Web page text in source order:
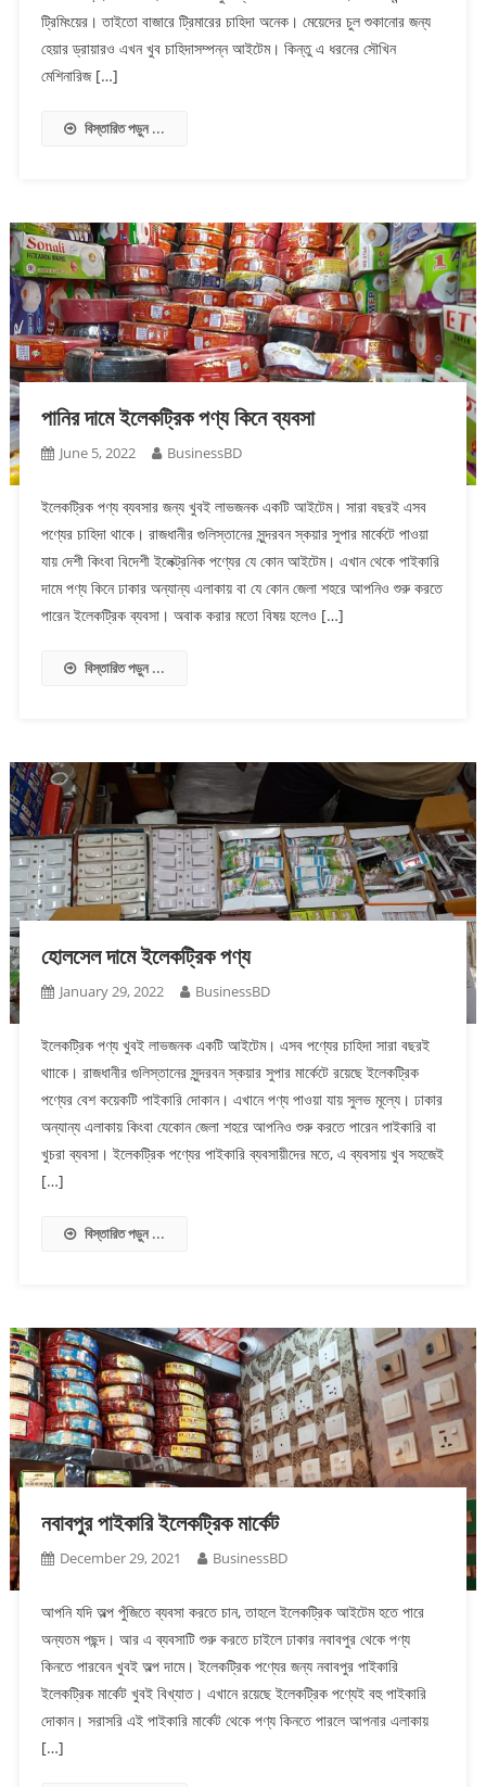
ট্রিমিংয়ের। তাইতো বাজারে ট্রিমারের চাহিদা অনেক। মেয়েদের চুল শুকানোর জন্য
হেয়ার ড্রায়ারও এখন খুব চাহিদাসম্পন্ন আইটেম। কিন্তু এ ধরনের সৌখিন
মেশিনারিজ […]
বিস্তারিত পড়ুন ...
পানির দামে ইলেকট্রিক পণ্য কিনে ব্যবসা
June 5, 2022 BusinessBD
ইলেকট্রিক পণ্য ব্যবসার জন্য খুবই লাভজনক একটি আইটেম। সারা বছরই এসব
পণ্যের চাহিদা থাকে। রাজধানীর গুলিস্তানের সুন্দরবন স্কয়ার সুপার মার্কেটে পাওয়া
যায় দেশী কিংবা বিদেশী ইলেক্ট্রনিক পণ্যের যে কোন আইটেম। এখান থেকে পাইকারি
দামে পণ্য কিনে ঢাকার অন্যান্য এলাকায় বা যে কোন জেলা শহরে আপনিও শুরু করতে
পারেন ইলেকট্রিক ব্যবসা। অবাক করার মতো বিষয় হলেও […]
বিস্তারিত পড়ুন ...
হোলসেল দামে ইলেকট্রিক পণ্য
January 29, 2022 BusinessBD
ইলেকট্রিক পণ্য খুবই লাভজনক একটি আইটেম। এসব পণ্যের চাহিদা সারা বছরই
থাাকে। রাজধানীর গুলিস্তানের সুন্দরবন স্কয়ার সুপার মার্কেটে রয়েছে ইলেকট্রিক
পণ্যের বেশ কয়েকটি পাইকারি দোকান। এখানে পণ্য পাওয়া যায় সুলভ মূল্যে। ঢাকার
অন্যান্য এলাকায় কিংবা যেকোন জেলা শহরে আপনিও শুরু করতে পারেন পাইকারি বা
খুচরা ব্যবসা। ইলেকট্রিক পণ্যের পাইকারি ব্যবসায়ীদের মতে, এ ব্যবসায় খুব সহজেই
[…]
বিস্তারিত পড়ুন ...
নবাবপুর পাইকারি ইলেকট্রিক মার্কেট
December 29, 2021 BusinessBD
আপনি যদি অল্প পুঁজিতে ব্যবসা করতে চান, তাহলে ইলেকট্রিক আইটেম হতে পারে
অন্যতম পছন্দ। আর এ ব্যবসাটি শুরু করতে চাইলে ঢাকার নবাবপুর থেকে পণ্য
কিনতে পারবেন খুবই অল্প দামে। ইলেকট্রিক পণ্যের জন্য নবাবপুর পাইকারি
ইলেকট্রিক মার্কেট খুবই বিখ্যাত। এখানে রয়েছে ইলেকট্রিক পণ্যেই বহু পাইকারি
দোকান। সরাসরি এই পাইকারি মার্কেট থেকে পণ্য কিনতে পারলে আপনার এলাকায়
[…]